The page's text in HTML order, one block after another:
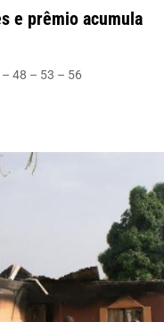
e prêmio acumula
48 – 53 – 56